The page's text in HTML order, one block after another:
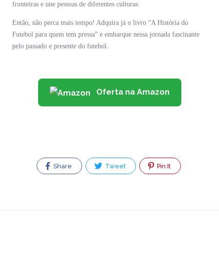
fronteiras e une pessoas de diferentes culturas.
Então, não perca mais tempo! Adquira já o livro “A História do
Futebol para quem tem pressa” e embarque nessa jornada fascinante
pelo passado e presente do futebol.
Oferta na Amazon
Share Tweet Pin It